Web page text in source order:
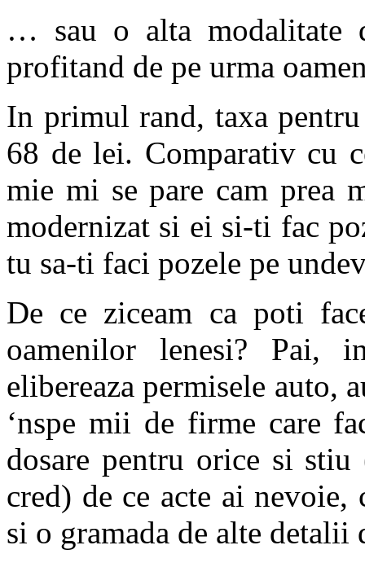
… sau o alta modalitate
profitand de pe urma
In primul rand, taxa
68 de lei. Comparativ cu
mie mi se pare cam prea
modernizat si ei si-ti fac
tu sa-ti faci pozele pe
De ce ziceam ca poti
oamenilor lenesi? Pai,
elibereaza permisele auto,
‘nspe mii de firme care
dosare pentru orice si
cred) de ce acte ai nevoie,
si o gramada de alte detalii